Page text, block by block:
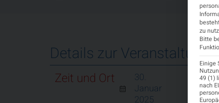
Details zur Veranstaltung
Zeit und Ort
30.
Januar
2025
–
zu
Bitte
Einige
49 (1)
nach